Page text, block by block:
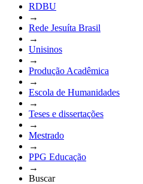
RDBU
→
Rede Jesuíta Brasil
→
Unisinos
→
Produção Acadêmica
→
Escola de Humanidades
→
Teses e dissertações
→
Mestrado
→
PPG Educação
→
Buscar